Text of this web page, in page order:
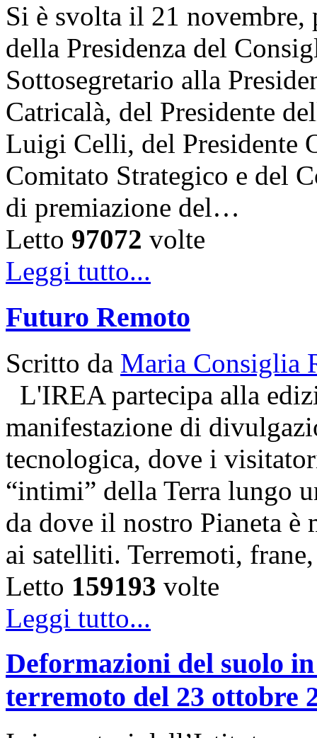
Si è svolta il 21 novembre,
della Presidenza del
Sottosegretario alla
Catricalà, del Presidente
Luigi Celli, del Presidente
Comitato Strategico e del
di premiazione del…
Letto 97072 volte
Leggi tutto...
Futuro Remoto
Scritto da Maria Consiglia
L'IREA partecipa alla
manifestazione di
tecnologica, dove i
“intimi” della Terra lungo
da dove il nostro Pianeta è
ai satelliti. Terremoti,
Letto 159193 volte
Leggi tutto...
Deformazioni del suolo
terremoto del 23 ottobre